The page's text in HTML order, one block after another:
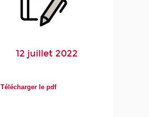
12 juillet 2022
Télécharger le pdf